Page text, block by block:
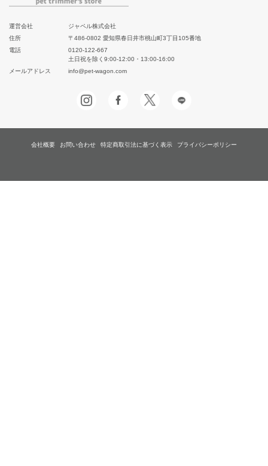
運営会社
ジャペル株式会社
住所
〒486-0802 愛知県春日井市桃山町3丁目105番地
電話
0120-122-667
土日祝を除く9:00-12:00・13:00-16:00
メールアドレス
info@pet-wagon.com
会社概要 お問い合わせ 特定商取引法に基づく表示 プライバシーポリシー